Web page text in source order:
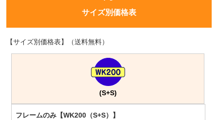
サイズ別価格表
【サイズ別価格表】（送料無料）
(S+S)